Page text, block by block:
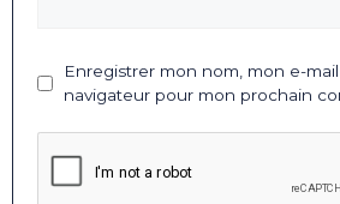
Enregistrer mon nom, mon e-
navigateur pour mon prochain